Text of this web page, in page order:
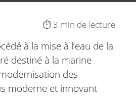
⏱️ 3 min de lecture
à la mise à l’eau de la
destiné à la marine
des
moderne et innovant